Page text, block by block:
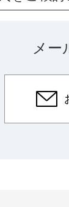
メー